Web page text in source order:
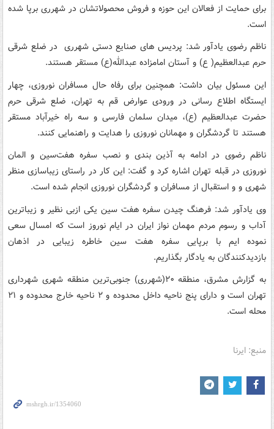
برای حمایت از فعالان این حوزه و فروش محصولاتشان در شهرری برپا شده
است.
ناظم رضوی یادآور شد: پردیس های صنایع دستی شهرری در ضلع شرقی
حرم عبدالعظیم( ع) و آستان امامزاده عبدالله(ع) مستقر هستند.
این مسئول بیان داشت: همچنین برای رفاه حال مسافران نوروزی، چهار
ایستگاه اطلاع رسانی در ورودی عوارض قم به تهران، ضلع شرقی حرم
حضرت عبدالعظیم (ع)، میدان سلمان فارسی و سه راه خیرآباد مستقر
هستند تا گردشگران و مهمانان نوروزی را هدایت و راهنمایی کنند.
ناظم رضوی در ادامه به آذین بندی و نصب سفره هفت‌سین و المان
نوروزی در قبله تهران اشاره کرد و گفت: این کار در راستای زیباسازی منظر
شهری و و استقبال از مسافران و گردشگران نوروزی انجام شده است.
وی یادآور شد: فرهنگ چیدن سفره هفت سین یکی ازبی نظیر و زیباترین
آداب و رسوم مردم مهمان نواز ایران در ایام نوروز است که امسال سعی
نموده ایم با برپایی سفره هفت سین خاطره زیبایی در اذهان
بازدیدکنندگان به یادگار بگذاریم.
به گزارش مشرق، منطقه ۲۰(شهرری) جنوبی‌ترین منطقه شهری شهرداری
تهران است و دارای پنج ناحیه داخل محدوده و ۲ ناحیه خارج محدوده و ۲۱
محله است.
منبع: ایرنا